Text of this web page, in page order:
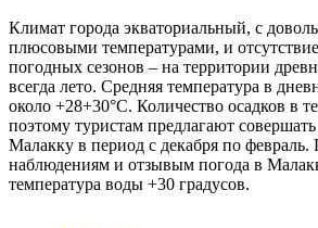
Климат города экваториальный, с
плюсовыми температурами, и
погодных сезонов – на территории
всегда лето. Средняя температура в
около +28+30°C. Количество осадков в
поэтому туристам предлагают
Малакку в период с декабря по
наблюдениям и отзывым погода в
температура воды +30 градусов.